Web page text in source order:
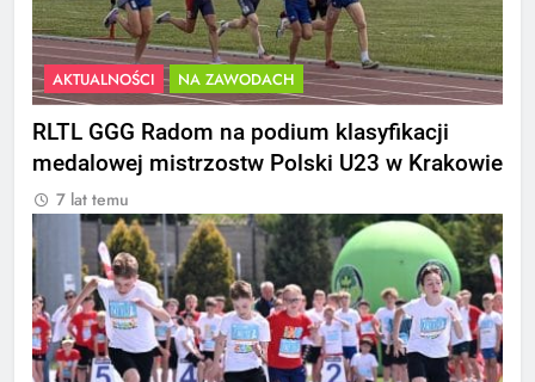
AKTUALNOŚCI NA ZAWODACH
RLTL GGG Radom na podium klasyfikacji
medalowej mistrzostw Polski U23 w Krakowie
7 lat temu